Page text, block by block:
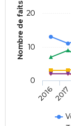
Nombre de faits
20162017
0
10
20